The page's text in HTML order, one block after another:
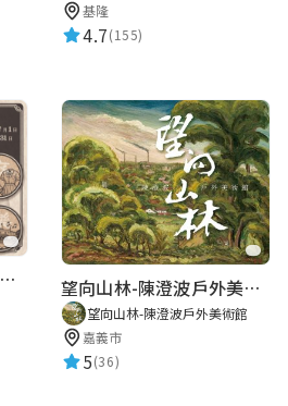
基隆
4.7(155)
2026歷史復活節：古蹟尋章 | 智慧導覽 × 拾光尋禮 望向山林-陳澄波戶外美術館
望向山林-陳澄波戶外美術館
嘉義市
5(36)